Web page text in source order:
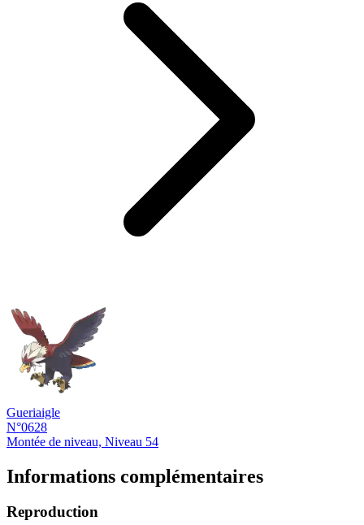
Gueriaigle
N°0628
Montée de niveau, Niveau 54
Informations complémentaires
Reproduction